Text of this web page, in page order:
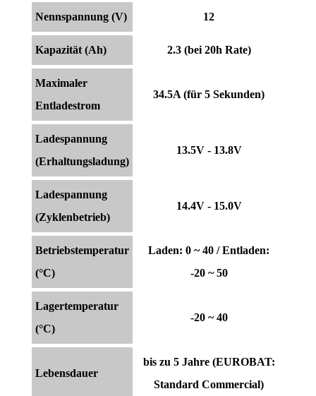
Nennspannung (V) 12
Kapazität (Ah) 2.3 (bei 20h Rate)
Maximaler
Entladestrom
34.5A (für 5 Sekunden)
Ladespannung
(Erhaltungsladung)
13.5V - 13.8V
Ladespannung
(Zyklenbetrieb)
14.4V - 15.0V
Betriebstemperatur
(°C)
Laden: 0 ~ 40 / Entladen:
-20 ~ 50
Lagertemperatur
(°C)
-20 ~ 40
Lebensdauer
bis zu 5 Jahre (EUROBAT:
Standard Commercial)